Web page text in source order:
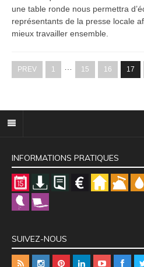
une table ronde nous permettra
représentants de la presse locale
mieux travailler ensemble.
PREV 1 15 16 17
INFORMATIONS PRATIQUES
SUIVEZ-NOUS